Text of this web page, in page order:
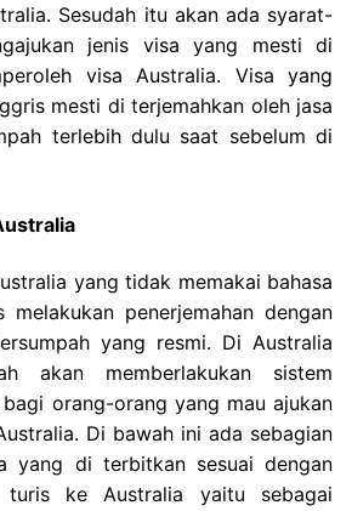
Sesudah itu akan ada syarat-
jenis visa yang mesti di
visa Australia. Visa yang
mesti di terjemahkan oleh jasa
terlebih dulu saat sebelum di
yang tidak memakai bahasa
melakukan penerjemahan dengan
yang resmi. Di Australia
akan memberlakukan sistem
orang-orang yang mau ajukan
Di bawah ini ada sebagian
yang di terbitkan sesuai dengan
turis ke Australia yaitu sebagai